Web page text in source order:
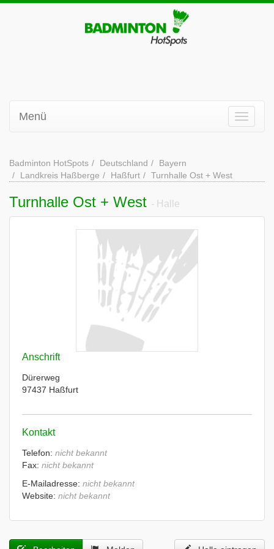
Menü
Badminton HotSpots Deutschland
Bayern
Landkreis Haßberge
Haßfurt Turnhalle Ost + West
Turnhalle Ost + West - Halle
Anschrift
Dürerweg
97437 Haßfurt
Kontakt
Telefon: nicht bekannt
Fax: nicht bekannt
E-Mailadresse: nicht bekannt
Website: nicht bekannt